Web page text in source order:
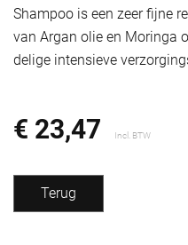
Shampoo is een zeer fijne
van Argan olie en Moringa
delige intensieve
€ 23,47 Incl. BTW
Terug